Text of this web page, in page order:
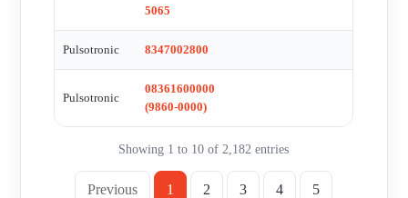
5065
Pulsotronic 8347002800
Pulsotronic
08361600000
(9860-0000)
Showing 1 to 10 of 2,182 entries
Previous 1 2 3 4 5